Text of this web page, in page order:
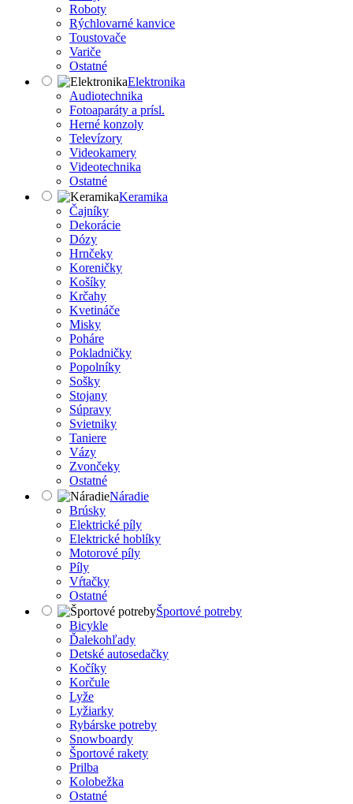
Roboty
Rýchlovarné kanvice
Toustovače
Variče
Ostatné
Elektronika
Audiotechnika
Fotoaparáty a prísl.
Herné konzoly
Televízory
Videokamery
Videotechnika
Ostatné
Keramika
Čajníky
Dekorácie
Dózy
Hrnčeky
Koreničky
Košíky
Krčahy
Kvetináče
Misky
Poháre
Pokladničky
Popolníky
Sošky
Stojany
Súpravy
Svietniky
Taniere
Vázy
Zvončeky
Ostatné
Náradie
Brúsky
Elektrické píly
Elektrické hoblíky
Motorové píly
Píly
Vŕtačky
Ostatné
Športové potreby
Bicykle
Ďalekohľady
Detské autosedačky
Kočíky
Korčule
Lyže
Lyžiarky
Rybárske potreby
Snowboardy
Športové rakety
Prilba
Kolobežka
Ostatné